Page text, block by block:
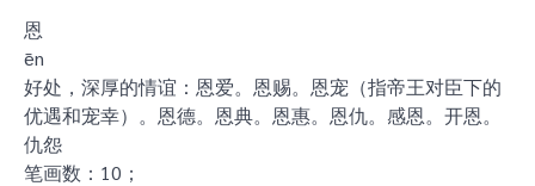
恩
ēn
好处，深厚的情谊：恩爱。恩赐。恩宠（指帝王对臣下的
优遇和宠幸）。恩德。恩典。恩惠。恩仇。感恩。开恩。
仇怨
笔画数：10；